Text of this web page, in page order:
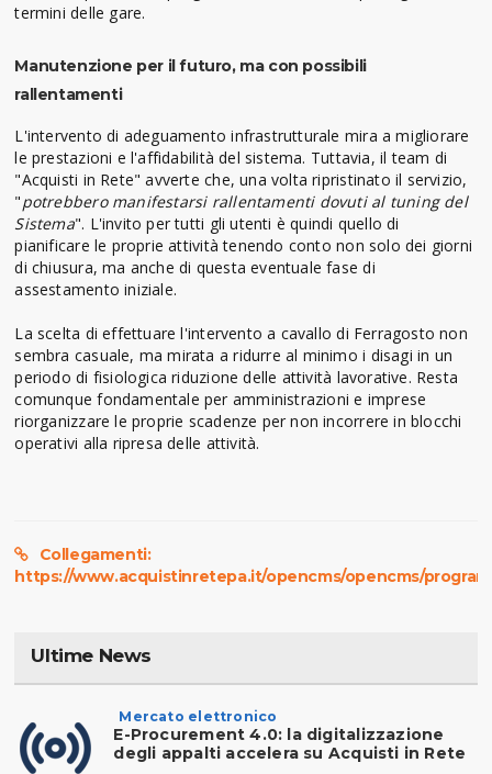
termini delle gare.
Manutenzione per il futuro, ma con possibili
rallentamenti
L'intervento di adeguamento infrastrutturale mira a migliorare
le prestazioni e l'affidabilità del sistema. Tuttavia, il team di
"Acquisti in Rete" avverte che, una volta ripristinato il servizio,
"potrebbero manifestarsi rallentamenti dovuti al tuning del
Sistema". L'invito per tutti gli utenti è quindi quello di
pianificare le proprie attività tenendo conto non solo dei giorni
di chiusura, ma anche di questa eventuale fase di
assestamento iniziale.
La scelta di effettuare l'intervento a cavallo di Ferragosto non
sembra casuale, ma mirata a ridurre al minimo i disagi in un
periodo di fisiologica riduzione delle attività lavorative. Resta
comunque fondamentale per amministrazioni e imprese
riorganizzare le proprie scadenze per non incorrere in blocchi
operativi alla ripresa delle attività.
Collegamenti:
https://www.acquistinretepa.it/opencms/opencms/
Ultime News
Mercato elettronico
E-Procurement 4.0: la digitalizzazione
degli appalti accelera su Acquisti in Rete